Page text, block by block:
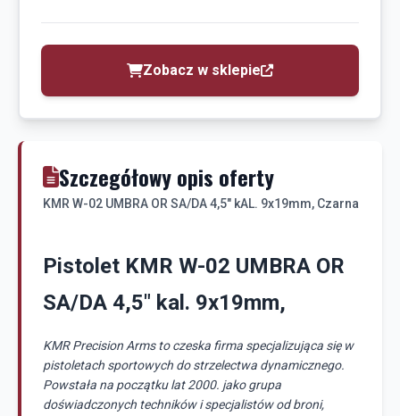
Zobacz w sklepie
Szczegółowy opis oferty
KMR W-02 UMBRA OR SA/DA 4,5" kAL. 9x19mm, Czarna
Pistolet KMR W-02 UMBRA OR
SA/DA 4,5" kal. 9x19mm,
KMR Precision Arms to czeska firma specjalizująca się w
pistoletach sportowych do strzelectwa dynamicznego.
Powstała na początku lat 2000. jako grupa
doświadczonych techników i specjalistów od broni,